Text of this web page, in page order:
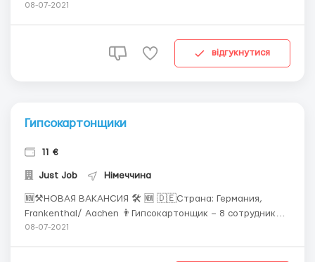
плата💶: ставка 1000€ + выработок < 1300~1400 📅
⚒Дополнительно⚒: Доставка еды🥗, работа ч...
08-07-2021
відгукнутися
Гипсокартонщики
11 €
Just Job Німеччина
🆕⚒НОВАЯ ВАКАНСИЯ 🛠 🆕 🇩🇪Страна: Германия,
Frankenthal/ Aachen 👨Гипсокартонщик – 8 сотрудников
💶Заработная плата:11 евро / час 📅График: - 8-12 🛏
08-07-2021